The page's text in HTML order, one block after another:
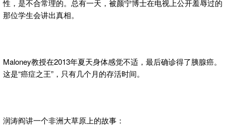
性，是不合常理的。总有一天，被颜宁博士在电视上公开羞辱过的
那位学生会讲出真相。
Maloney教授在2013年夏天身体感觉不适，最后确诊得了胰腺癌。
这是“癌症之王”，只有几个月的存活时间。
润涛阎讲一个非洲大草原上的故事：